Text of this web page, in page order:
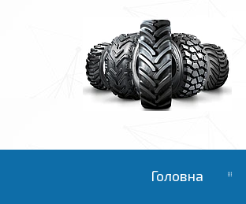
Головна